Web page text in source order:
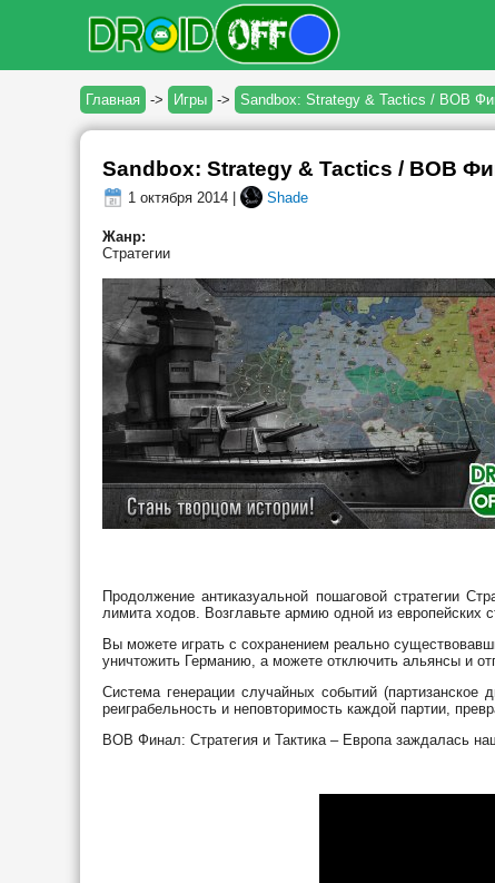
Главная -> Игры -> Sandbox: Strategy & Tactics / ВОВ
Sandbox: Strategy & Tactics / ВОВ
1 октября 2014 | Shade
Жанр:
Стратегии
Продолжение антиказуальной пошаговой стратегии
лимита ходов. Возглавьте армию одной из европейских
Вы можете играть с сохранением реально
уничтожить Германию, а можете отключить альянсы и
Система генерации случайных событий
реиграбельность и неповторимость каждой партии,
ВОВ Финал: Стратегия и Тактика – Европа заждалась